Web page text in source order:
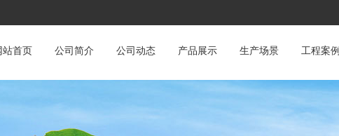
站首页 公司简介 公司动态 产品展示 生产场景 工程案例